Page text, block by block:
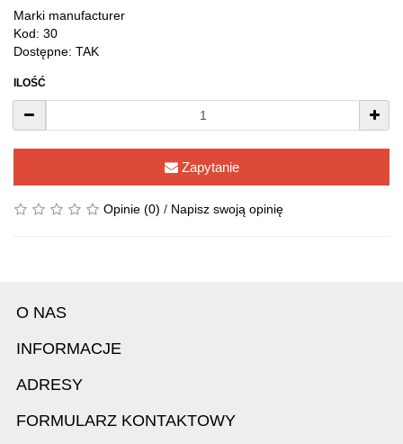
Marki manufacturer
Kod: 30
Dostępne: TAK
ILOŚĆ
Zapytanie
Opinie (0) / Napisz swoją opinię
O NAS
INFORMACJE
ADRESY
FORMULARZ KONTAKTOWY